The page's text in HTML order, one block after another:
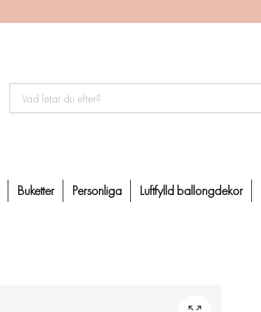
Buketter Personliga Luftfylld ballongdekor